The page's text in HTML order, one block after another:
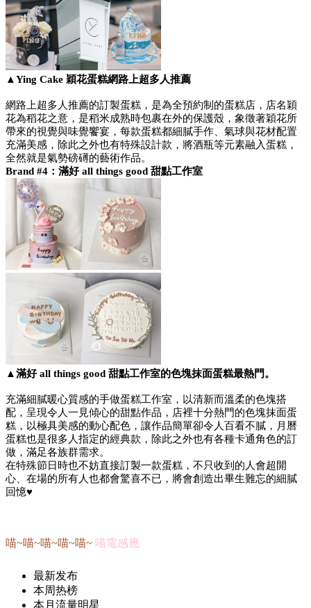
▲Ying Cake 穎花蛋糕網路上超多人推薦
網路上超多人推薦的訂製蛋糕，是為全預約制的蛋糕店，店名穎
花為稻花之意，是稻米成熟時包裹在外的保護殼，象徵著穎花所
帶來的視覺與味覺饗宴，每款蛋糕都細膩手作、氣球與花材配置
充滿美感，除此之外也有特殊設計款，將酒瓶等元素融入蛋糕，
全然就是氣勢磅礡的藝術作品。
Brand #4：滿好 all things good 甜點工作室
▲滿好 all things good 甜點工作室的色塊抹面蛋糕最熱門。
充滿細膩暖心質感的手做蛋糕工作室，以清新而溫柔的色塊搭
配，呈現令人一見傾心的甜點作品，店裡十分熱門的色塊抹面蛋
糕，以極具美感的動心配色，讓作品簡單卻令人百看不膩，月曆
蛋糕也是很多人指定的經典款，除此之外也有各種卡通角色的訂
做，滿足各族群需求。
在特殊節日時也不妨直接訂製一款蛋糕，不只收到的人會超開
心、在場的所有人也都會驚喜不已，將會創造出畢生難忘的細膩
回憶♥
喵~喵~喵~喵~喵~ 喵電感應
最新发布
本周热榜
本月流量明星